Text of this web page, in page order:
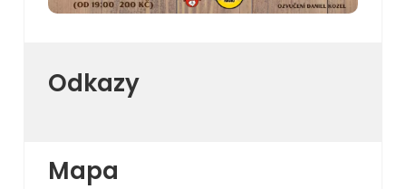
Odkazy
Mapa